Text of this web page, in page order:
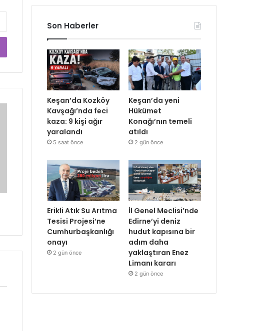
Son Haberler
Keşan’da Kozköy
Kavşağı’nda feci
kaza: 9 kişi ağır
yaralandı
5 saat önce
Keşan’da yeni
Hükümet
Konağı’nın temeli
atıldı
2 gün önce
Erikli Atık Su Arıtma
Tesisi Projesi’ne
Cumhurbaşkanlığı
onayı
2 gün önce
İl Genel Meclisi’nde
Edirne’yi deniz
hudut kapısına bir
adım daha
yaklaştıran Enez
Limanı kararı
2 gün önce